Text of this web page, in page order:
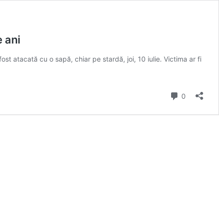
ani
atacată cu o sapă, chiar pe stardă, joi, 10 iulie. Victima ar fi
0 comentarii